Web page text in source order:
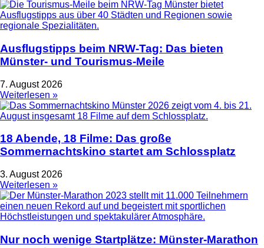
Ausflugstipps beim NRW-Tag: Das bieten
Münster- und Tourismus-Meile
7. August 2026
Weiterlesen »
18 Abende, 18 Filme: Das große
Sommernachtskino startet am Schlossplatz
3. August 2026
Weiterlesen »
Nur noch wenige Startplätze: Münster-Marathon